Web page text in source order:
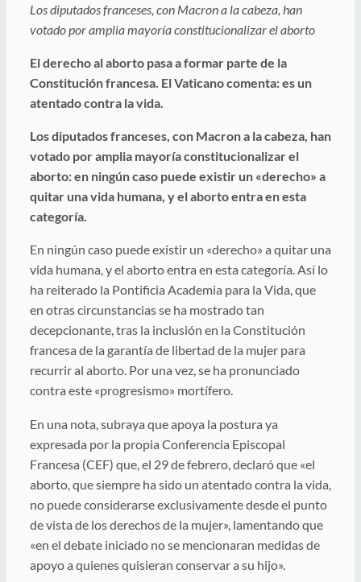
Los diputados franceses, con Macron a la cabeza, han
votado por amplia mayoría constitucionalizar el aborto
El derecho al aborto pasa a formar parte de la
Constitución francesa. El Vaticano comenta: es un
atentado contra la vida.
Los diputados franceses, con Macron a la cabeza, han
votado por amplia mayoría constitucionalizar el
aborto: en ningún caso puede existir un «derecho» a
quitar una vida humana, y el aborto entra en esta
categoría.
En ningún caso puede existir un «derecho» a quitar una
vida humana, y el aborto entra en esta categoría. Así lo
ha reiterado la Pontificia Academia para la Vida, que
en otras circunstancias se ha mostrado tan
decepcionante, tras la inclusión en la Constitución
francesa de la garantía de libertad de la mujer para
recurrir al aborto. Por una vez, se ha pronunciado
contra este «progresismo» mortífero.
En una nota, subraya que apoya la postura ya
expresada por la propia Conferencia Episcopal
Francesa (CEF) que, el 29 de febrero, declaró que «el
aborto, que siempre ha sido un atentado contra la vida,
no puede considerarse exclusivamente desde el punto
de vista de los derechos de la mujer», lamentando que
«en el debate iniciado no se mencionaran medidas de
apoyo a quienes quisieran conservar a su hijo».